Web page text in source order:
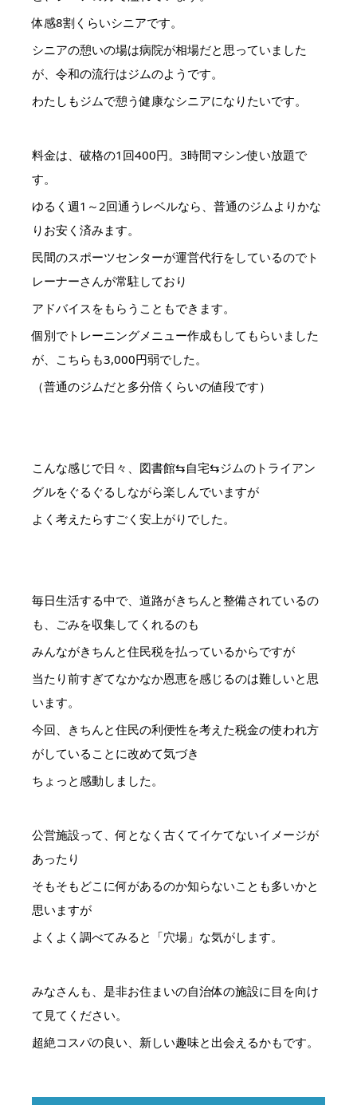
体感8割くらいシニアです。
シニアの憩いの場は病院が相場だと思っていました
が、令和の流行はジムのようです。
わたしもジムで憩う健康なシニアになりたいです。
料金は、破格の1回400円。3時間マシン使い放題で
す。
ゆるく週1～2回通うレベルなら、普通のジムよりかな
りお安く済みます。
民間のスポーツセンターが運営代行をしているのでト
レーナーさんが常駐しており
アドバイスをもらうこともできます。
個別でトレーニングメニュー作成もしてもらいました
が、こちらも3,000円弱でした。
（普通のジムだと多分倍くらいの値段です）
こんな感じで日々、図書館⇆自宅⇆ジムのトライアン
グルをぐるぐるしながら楽しんでいますが
よく考えたらすごく安上がりでした。
毎日生活する中で、道路がきちんと整備されているの
も、ごみを収集してくれるのも
みんながきちんと住民税を払っているからですが
当たり前すぎてなかなか恩恵を感じるのは難しいと思
います。
今回、きちんと住民の利便性を考えた税金の使われ方
がしていることに改めて気づき
ちょっと感動しました。
公営施設って、何となく古くてイケてないイメージが
あったり
そもそもどこに何があるのか知らないことも多いかと
思いますが
よくよく調べてみると「穴場」な気がします。
みなさんも、是非お住まいの自治体の施設に目を向け
て見てください。
超絶コスパの良い、新しい趣味と出会えるかもです。